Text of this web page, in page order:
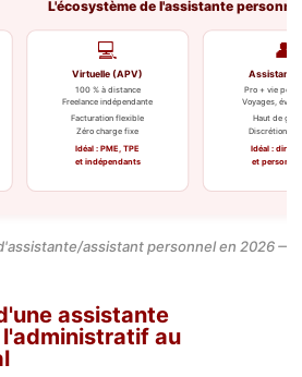
L'écosystème de l'assistante
💻
Virtuelle (APV)
100 % à distance
Freelance indépendante
Facturation flexible
Zéro charge fixe
Idéal : PME, TPE
et indépendants
👤
Assistant
Pro + vie
Voyages,
Haut de
Discrétion
Idéal :
et
assistant personnel en 2026 —
assistante
au